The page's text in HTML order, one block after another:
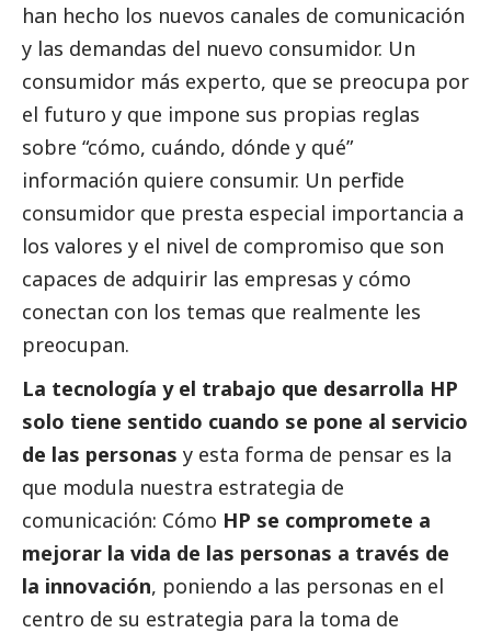
han hecho los nuevos canales de comunicación
y las demandas del nuevo consumidor. Un
consumidor más experto, que se preocupa por
el futuro y que impone sus propias reglas
sobre “cómo, cuándo, dónde y qué”
información quiere consumir. Un perfil de
consumidor que presta especial importancia a
los valores y el nivel de compromiso que son
capaces de adquirir las empresas y cómo
conectan con los temas que realmente les
preocupan.
La tecnología y el trabajo que desarrolla HP
solo tiene sentido cuando se pone al servicio
de las personas y esta forma de pensar es la
que modula nuestra estrategia de
comunicación: Cómo HP se compromete a
mejorar la vida de las personas a través de
la innovación, poniendo a las personas en el
centro de su estrategia para la toma de